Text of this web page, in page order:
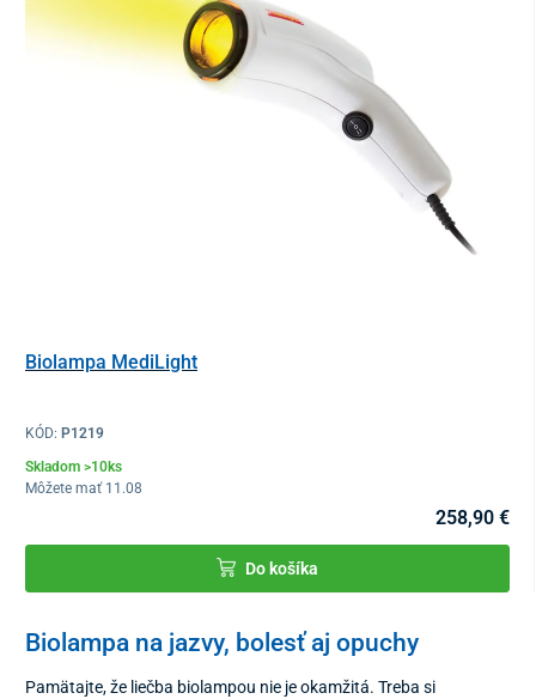
Biolampa MediLight
KÓD: P1219
Skladom >10ks
Môžete mať 11.08
258,90 €
Do košíka
Biolampa na jazvy, bolesť aj opuchy
Pamätajte, že liečba biolampou nie je okamžitá. Treba si